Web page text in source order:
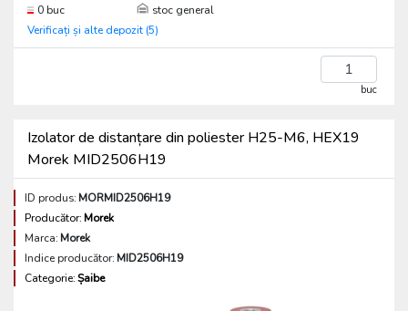
0 buc
stoc general
Verificați și alte depozit (5)
buc
Izolator de distanțare din poliester H25-M6, HEX19
Morek MID2506H19
ID produs:MORMID2506H19
Producător:Morek
Marca:Morek
Indice producător:MID2506H19
Categorie:Șaibe